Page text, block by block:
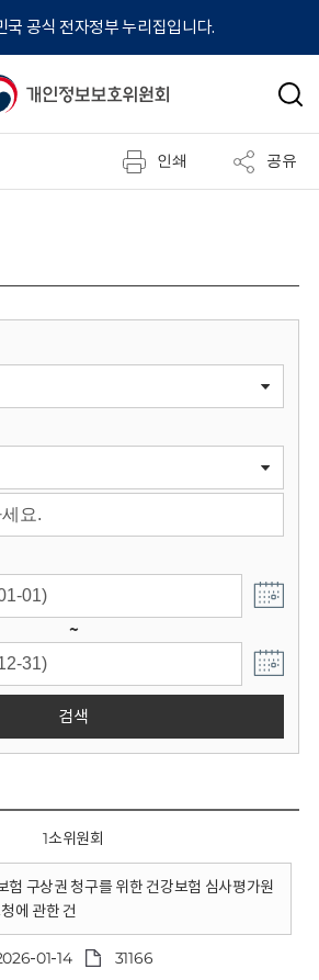
국 공식 전자정부 누리집입니다.
검
인쇄 공유
~
검색
1소위원회
험 구상권 청구를 위한 건강보험 심사평가원
에 관한 건
01-14 31166